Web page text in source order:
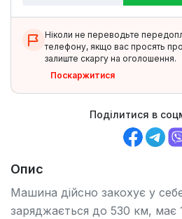
Ніколи не переводьте
телефону, якщо вас просять
залиште скаргу на оголошення.
Поскаржитися
Поділитися в
Опис
Машина дійсно закохує у
заряджається до 530 км, має